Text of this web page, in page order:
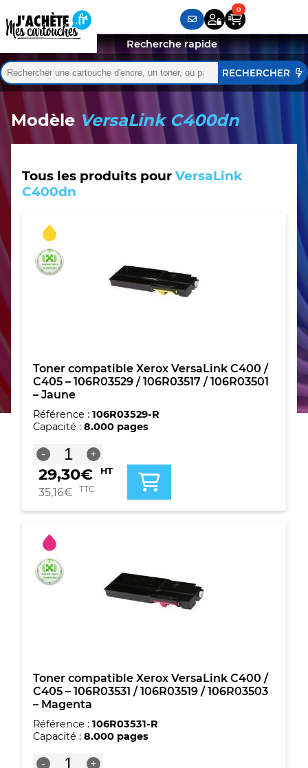
Rechercher :
Quand les résultats de l'auto-complétion sont
Recherche rapide
Modèle VersaLink C400dn
Tous les produits pour VersaLink
C400dn
Toner compatible Xerox VersaLink C400 /
C405 – 106R03529 / 106R03517 / 106R03501
– Jaune
Référence : 106R03529-R
Capacité : 8.000 pages
-
quantité
de
Toner
compatible
VersaLink
/
C405
-
106R03529
+
29,30€ HT
35,16€ TTC
Toner compatible Xerox VersaLink C400 /
C405 – 106R03531 / 106R03519 / 106R03503
– Magenta
Référence : 106R03531-R
Capacité : 8.000 pages
-
quantité
+